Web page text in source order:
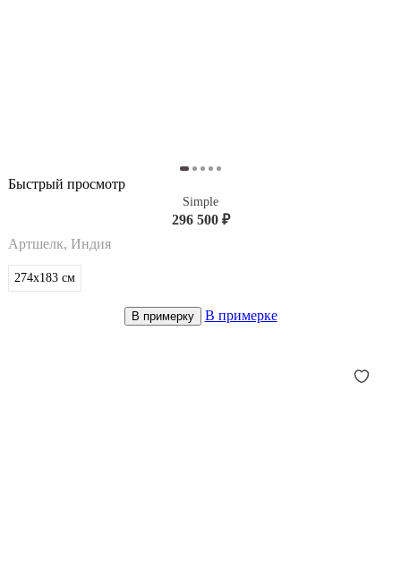
Быстрый просмотр
Simple
296 500 ₽
Артшелк, Индия
274x183 см
В примерку В примерке